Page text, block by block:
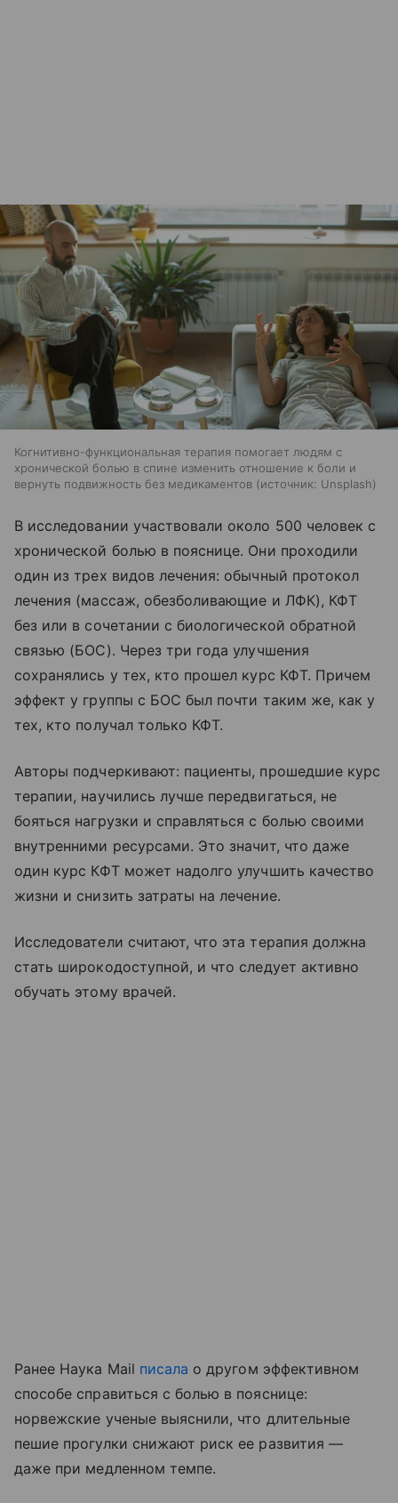
Когнитивно-функциональная терапия помогает людям с
хронической болью в спине изменить отношение к боли и
вернуть подвижность без медикаментов
источник: Unsplash
В исследовании участвовали около 500 человек с
хронической болью в пояснице. Они проходили
один из трех видов лечения: обычный протокол
лечения (массаж, обезболивающие и ЛФК), КФТ
без или в сочетании с биологической обратной
связью (БОС). Через три года улучшения
сохранялись у тех, кто прошел курс КФТ. Причем
эффект у группы с БОС был почти таким же, как у
тех, кто получал только КФТ.
Авторы подчеркивают: пациенты, прошедшие курс
терапии, научились лучше передвигаться, не
бояться нагрузки и справляться с болью своими
внутренними ресурсами. Это значит, что даже
один курс КФТ может надолго улучшить качество
жизни и снизить затраты на лечение.
Исследователи считают, что эта терапия должна
стать широкодоступной, и что следует активно
обучать этому врачей.
Ранее Наука Mail писала о другом эффективном
способе справиться с болью в пояснице:
норвежские ученые выяснили, что длительные
пешие прогулки снижают риск ее развития —
даже при медленном темпе.